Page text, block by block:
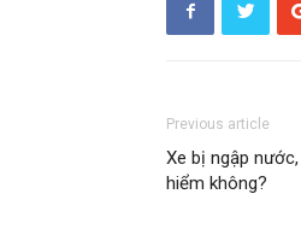
Previous article
Xe bị ngập
hiểm không?